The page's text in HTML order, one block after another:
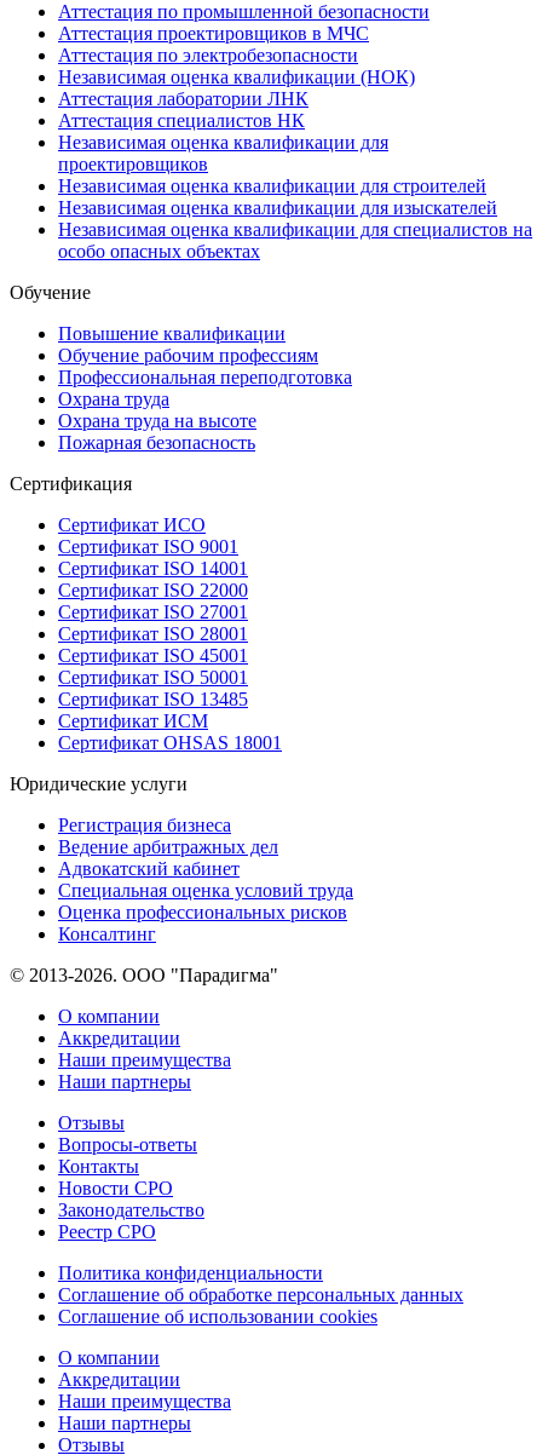
Аттестация по промышленной безопасности
Аттестация проектировщиков в МЧС
Аттестация по электробезопасности
Независимая оценка квалификации (НОК)
Аттестация лаборатории ЛНК
Аттестация специалистов НК
Независимая оценка квалификации для
проектировщиков
Независимая оценка квалификации для строителей
Независимая оценка квалификации для изыскателей
Независимая оценка квалификации для специалистов на
особо опасных объектах
Обучение
Повышение квалификации
Обучение рабочим профессиям
Профессиональная переподготовка
Охрана труда
Охрана труда на высоте
Пожарная безопасность
Сертификация
Сертификат ИСО
Сертификат ISO 9001
Сертификат ISO 14001
Сертификат ISO 22000
Сертификат ISO 27001
Сертификат ISO 28001
Сертификат ISO 45001
Сертификат ISO 50001
Сертификат ISO 13485
Сертификат ИСМ
Сертификат OHSAS 18001
Юридические услуги
Регистрация бизнеса
Ведение арбитражных дел
Адвокатский кабинет
Специальная оценка условий труда
Оценка профессиональных рисков
Консалтинг
© 2013-2026. ООО "Парадигма"
О компании
Аккредитации
Наши преимущества
Наши партнеры
Отзывы
Вопросы-ответы
Контакты
Новости СРО
Законодательство
Реестр СРО
Политика конфиденциальности
Соглашение об обработке персональных данных
Соглашение об использовании cookies
О компании
Аккредитации
Наши преимущества
Наши партнеры
Отзывы